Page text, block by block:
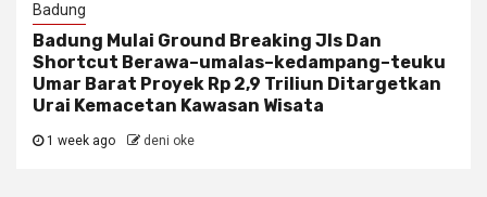
Badung
Badung Mulai Ground Breaking Jls Dan
Shortcut Berawa–umalas–kedampang–teuku
Umar Barat Proyek Rp 2,9 Triliun Ditargetkan
Urai Kemacetan Kawasan Wisata
1 week ago deni oke